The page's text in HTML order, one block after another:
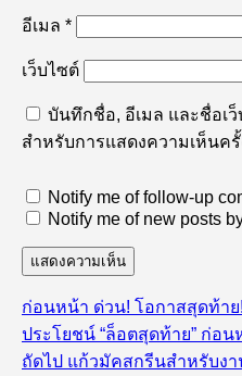
อีเมล *
เว็บไซต์
บันทึกชื่อ, อีเมล และชื่อเ
สำหรับการแสดงความเห็นครั้
Notify me of follow-up
Notify me of new posts
แนะแนว
เรื่อง
ก่อนหน้า เรื่อง
ก่อน
หน้า:
ด่วน! โอกาสสุดท้า
ประโยชน์ “ล็อตสุดท้าย” ก่อน
ถัดไป เรื่อง
แก้วมัคสกรีนสำหรับง